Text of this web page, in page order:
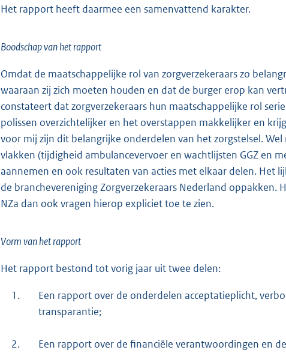
Het rapport heeft daarmee een samenvattend karakter.
Boodschap van het rapport
Omdat de maatschappelijke rol van zorgverzekeraars zo
waaraan zij zich moeten houden en dat de burger erop kan
constateert dat zorgverzekeraars hun maatschappelijke rol
polissen overzichtelijker en het overstappen makkelijker en
voor mij zijn dit belangrijke onderdelen van het zorgstelsel.
vlakken (tijdigheid ambulancevervoer en wachtlijsten GGZ en
aannemen en ook resultaten van acties met elkaar delen. Het
de branchevereniging Zorgverzekeraars Nederland oppakken.
NZa dan ook vragen hierop expliciet toe te zien.
Vorm van het rapport
Het rapport bestond tot vorig jaar uit twee delen:
1.
Een rapport over de onderdelen acceptatieplicht,
transparantie;
2. Een rapport over de financiële verantwoordingen en